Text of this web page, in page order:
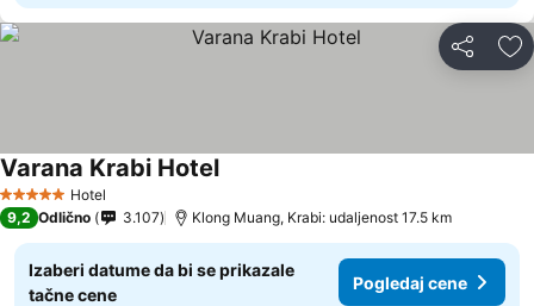
Deli
5 ZvezdiceHotel
Varana Krabi Hotel
9,2 Odlično 3.107 Klong Muang, Krabi: udaljenost 17.5 km
Izaberi datume da bi se prikazale
tačne cene
Pogledaj cene